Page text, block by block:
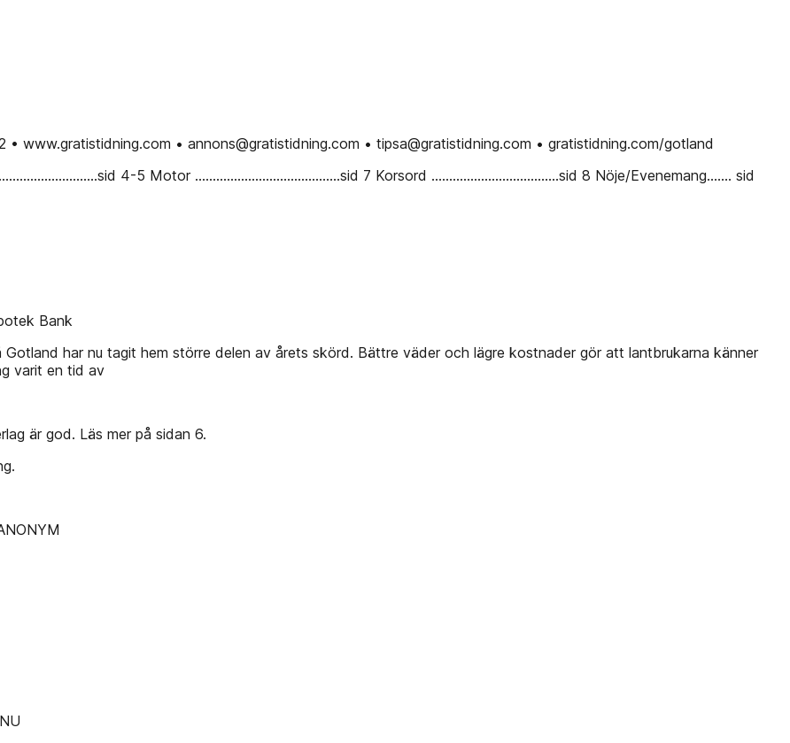
• www.gratistidning.com • annons@gratistidning.com • tipsa@gratistidning.com • gratistidning.com/gotland
4-5 Motor .........................................sid 7 Korsord ....................................sid 8 Nöje/Evenemang....... sid
Bank
har nu tagit hem större delen av årets skörd. Bättre väder och lägre kostnader gör att lantbrukarna känner
varit en tid av
är god. Läs mer på sidan 6.